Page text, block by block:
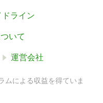
ライン
いて
運営会社
ムによる収益を得ていま